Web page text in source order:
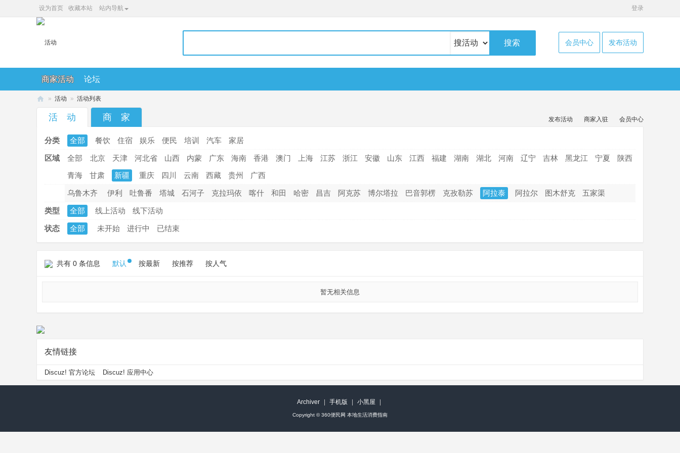
设为首页 收藏本站 站内导航 登录
搜索 会员中心 发布活动
商家活动 论坛
» 活动 » 活动列表
活 动 商 家 发布活动 商家入驻 会员中心
分类 全部 餐饮 住宿 娱乐 便民 培训 汽车 家居
区域 全部 北京 天津 河北省 山西 内蒙 广东 海南 香港 澳门 上海 江苏 浙江 安徽 山东 江西 福建 湖南 湖北 河南 辽宁 吉林 黑龙江 宁夏
陕西
青海
甘肃 新疆 重庆 四川 云南 西藏 贵州 广西
乌鲁木齐 伊利 吐鲁番 塔城 石河子 克拉玛依 喀什 和田 哈密 昌吉 阿克苏 博尔塔拉 巴音郭楞 克孜勒苏 阿拉泰 阿拉尔 图木舒克 五家渠
类型 全部 线上活动 线下活动
状态 全部 未开始 进行中 已结束
共有 0 条信息 默认 按最新 按推荐 按人气
暂无相关信息
友情链接
Discuz! 官方论坛 Discuz! 应用中心
Archiver 手机版 小黑屋
Copyright ©360便民网 本地生活消费指南